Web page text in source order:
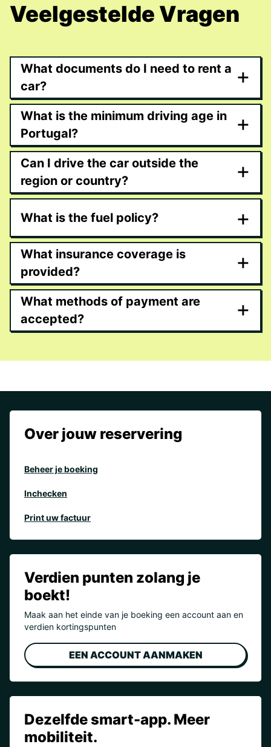
Veelgestelde Vragen
What documents do I need to rent a
car?
+
What is the minimum driving age in
Portugal?
+
Can I drive the car outside the
region or country?
+
What is the fuel policy? +
What insurance coverage is
provided?
+
What methods of payment are
accepted?
+
Over jouw reservering
Beheer je boeking
Inchecken
Print uw factuur
Verdien punten zolang je
boekt!
Maak aan het einde van je boeking een account aan en
verdien kortingspunten
EEN ACCOUNT AANMAKEN
Dezelfde smart-app. Meer
mobiliteit.